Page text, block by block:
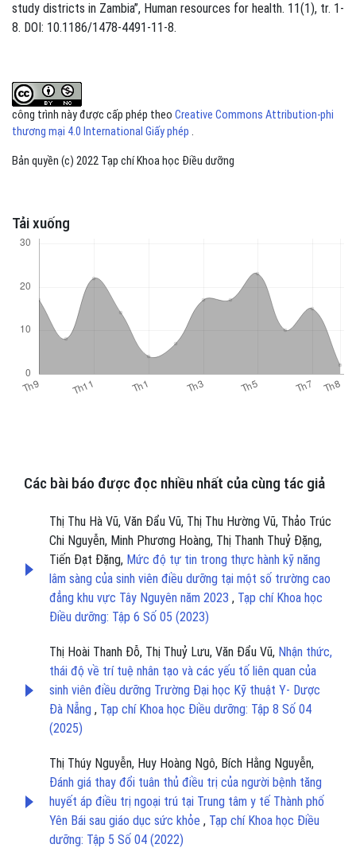
Tải xuống
study districts in Zambia”, Human resources for health. 11(1), tr. 1-
8. DOI: 10.1186/1478-4491-11-8.
công trình này được cấp phép theo Creative Commons Attribution-phi
thương mại 4.0 International Giấy phép .
Bản quyền (c) 2022 Tạp chí Khoa học Điều dưỡng
Các bài báo được đọc nhiều nhất của cùng tác giả
Thị Thu Hà Vũ, Văn Đẩu Vũ, Thị Thu Hường Vũ, Thảo Trúc
Chi Nguyễn, Minh Phương Hoàng, Thị Thanh Thuỷ Đặng,
Tiến Đạt Đặng, Mức độ tự tin trong thực hành kỹ năng
lâm sàng của sinh viên điều dưỡng tại một số trường cao
đẳng khu vực Tây Nguyên năm 2023 , Tạp chí Khoa học
Điều dưỡng: Tập 6 Số 05 (2023)
Thị Hoài Thanh Đỗ, Thị Thuỷ Lưu, Văn Đẩu Vũ, Nhận thức,
thái độ về trí tuệ nhân tạo và các yếu tố liên quan của
sinh viên điều dưỡng Trường Đại học Kỹ thuật Y- Dược
Đà Nẵng , Tạp chí Khoa học Điều dưỡng: Tập 8 Số 04
(2025)
Thị Thúy Nguyễn, Huy Hoàng Ngô, Bích Hằng Nguyễn,
Đánh giá thay đổi tuân thủ điều trị của người bệnh tăng
huyết áp điều trị ngoại trú tại Trung tâm y tế Thành phố
Yên Bái sau giáo dục sức khỏe , Tạp chí Khoa học Điều
dưỡng: Tập 5 Số 04 (2022)